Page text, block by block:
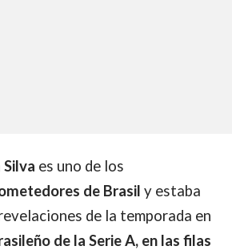
Silva es uno de los
de Brasil y estaba
de la temporada en
de la Serie A, en las filas